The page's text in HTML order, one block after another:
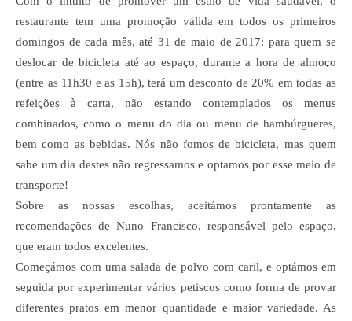
restaurante tem uma promoção válida em todos os primeiros
domingos de cada mês, até 31 de maio de 2017: para quem se
deslocar de bicicleta até ao espaço, durante a hora de almoço
(entre as 11h30 e as 15h), terá um desconto de 20% em todas as
refeições à carta, não estando contemplados os menus
combinados, como o menu do dia ou menu de hambúrgueres,
bem como as bebidas. Nós não fomos de bicicleta, mas quem
sabe um dia destes não regressamos e optamos por esse meio de
transporte!
Sobre as nossas escolhas, aceitámos prontamente as
recomendações de Nuno Francisco, responsável pelo espaço,
que eram todos excelentes.
Começámos com uma salada de polvo com caril, e optámos em
seguida por experimentar vários petiscos como forma de provar
diferentes pratos em menor quantidade e maior variedade. As